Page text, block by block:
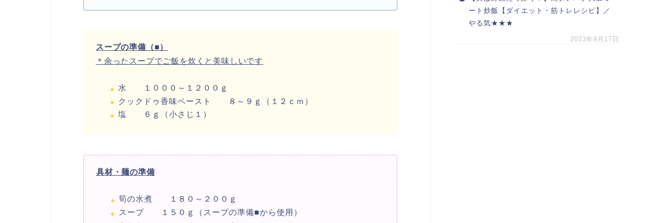
スープの準備（■）
＊余ったスープでご飯を炊くと美味しいです
水 １０００～１２００ｇ
クックドゥ香味ペースト ８～９ｇ（１２ｃｍ）
塩 ６ｇ（小さじ１）
具材・麺の準備
筍の水煮 １８０～２００ｇ
スープ １５０ｇ（スープの準備■から使用）
ート炒飯【ダイエット・筋トレレシピ】／
やる気★★★
2023年9月17日